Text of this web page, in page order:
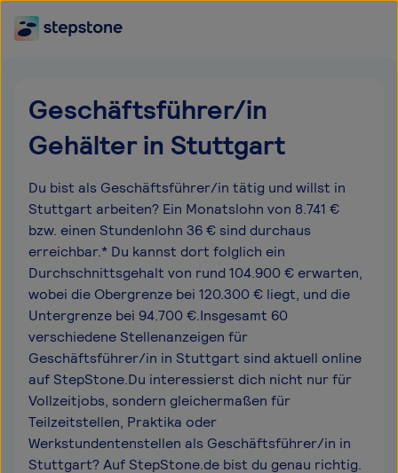
Geschäftsführer/in
Gehälter in Stuttgart
Du bist als Geschäftsführer/in tätig und willst in
Stuttgart arbeiten? Ein Monatslohn von 8.741 €
bzw. einen Stundenlohn 36 € sind durchaus
erreichbar.* Du kannst dort folglich ein
Durchschnittsgehalt von rund 104.900 € erwarten,
wobei die Obergrenze bei 120.300 € liegt, und die
Untergrenze bei 94.700 €.Insgesamt 60
verschiedene Stellenanzeigen für
Geschäftsführer/in in Stuttgart sind aktuell online
auf StepStone.Du interessierst dich nicht nur für
Vollzeitjobs, sondern gleichermaßen für
Teilzeitstellen, Praktika oder
Werkstundentenstellen als Geschäftsführer/in in
Stuttgart? Auf StepStone.de bist du genau richtig.